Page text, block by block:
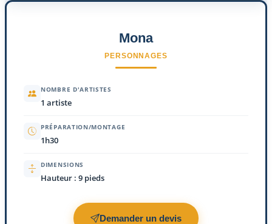
Mona
PERSONNAGES
NOMBRE D'ARTISTES
1 artiste
PRÉPARATION/MONTAGE
1h30
DIMENSIONS
Hauteur : 9 pieds
Demander un devis